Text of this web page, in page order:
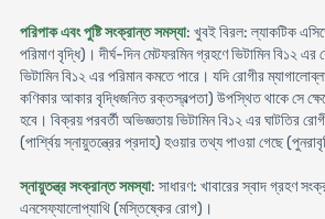
পরিপাক এবং পুষ্টি সংক্রান্ত সমস্যা: খুবই বিরল: ল্যাকটিক
পরিমাণ বৃদ্ধি)। দীর্ঘ-দিন মেটফরমিন গ্রহণে ভিটামিন বি১২
ভিটামিন বি১২ এর পরিমান কমতে পারে। যদি রোগীর
কণিকার আকার বৃদ্ধিজনিত রক্তস্বল্পতা) উপস্থিত থাকে সে
হবে। বিক্রয় পরবর্তী অভিজ্ঞতায় ভিটামিন বি১২ এর ঘাটতির
(পার্শ্বিয় স্নায়ুতন্ত্রের প্রদাহ) হওয়ার তথ্য পাওয়া গেছে
স্নায়ুতন্ত্র সংক্রান্ত সমস্যা: সাধারণ: খাবারের স্বাদ গ্রহণ
এনসেফ্যালোপ্যাথি (মস্তিষ্কের রোগ)।